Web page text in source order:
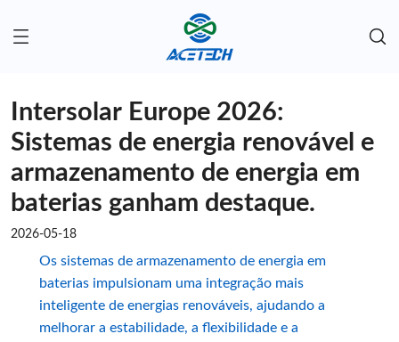
Intersolar Europe 2026:
Sistemas de energia renovável e
armazenamento de energia em
baterias ganham destaque.
2026-05-18
Os sistemas de armazenamento de energia em
baterias impulsionam uma integração mais
inteligente de energias renováveis, ajudando a
melhorar a estabilidade, a flexibilidade e a